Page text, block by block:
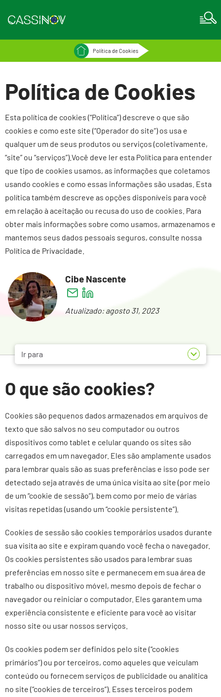
Política de Cookies
Política de Cookies
Esta política de cookies (“Política”) descreve o que são
cookies e como este site (“Operador do site”) os usa e
qualquer um de seus produtos ou serviços (coletivamente,
“site” ou “serviços”).Você deve ler esta Política para entender
que tipo de cookies usamos, as informações que coletamos
usando cookies e como essas informações são usadas. Esta
política também descreve as opções disponíveis para você
em relação à aceitação ou recusa do uso de cookies. Para
obter mais informações sobre como usamos, armazenamos e
mantemos seus dados pessoais seguros, consulte nossa
Política de Privacidade.
Cibe Nascente
Atualizado: agosto 31, 2023
Ir para
O que são cookies?
Cookies são pequenos dados armazenados em arquivos de
texto que são salvos no seu computador ou outros
dispositivos como tablet e celular quando os sites são
carregados em um navegador. Eles são amplamente usados ​​
para lembrar quais são as suas preferências e isso pode ser
detectado seja através de uma única visita ao site (por meio
de um “cookie de sessão”), bem como por meio de várias
visitas repetidas (usando um “cookie persistente”).
Cookies de sessão são cookies temporários usados ​​durante
sua visita ao site e expiram quando você fecha o navegador.
Os cookies persistentes são usados ​​para lembrar suas
preferências em nosso site e permanecem em sua área de
trabalho ou dispositivo móvel, mesmo depois de fechar o
navegador ou reiniciar o computador. Eles garantem uma
experiência consistente e eficiente para você ao visitar
nosso site ou usar nossos serviços.
Os cookies podem ser definidos pelo site (“cookies
primários”) ou por terceiros, como aqueles que veiculam
conteúdo ou fornecem serviços de publicidade ou analítica
no site (“cookies de terceiros”). Esses terceiros podem